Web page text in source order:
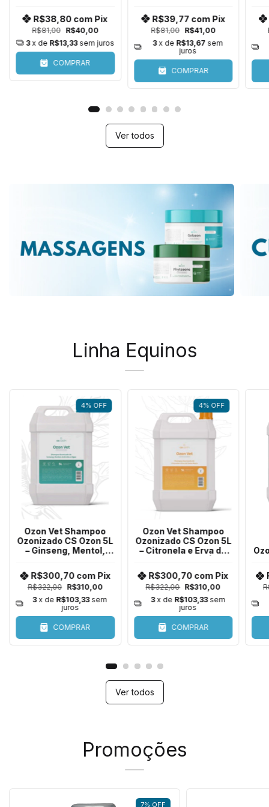
Hidratação e Cuidado
Dermatológico para
Cães
R$81,00 R$41,00
R$39,77 com Pix
3 x deR$13,67 sem
juros
Seco para Pets |
Limpeza Rápida,
Calmante
R$74,50 R$69,00
R$66,93com Pix
3 x de R$23,00 sem
juros
COMPRAR
Ver todos
Linha Equinos
4%OFF
Ozon Vet Shampoo
Ozonizado CS Ozon 5L
– Citronela e Erva de
Econômica para
Todas as Espécies
R$322,00 R$310,00
R$300,70comPix
3 x deR$103,33 sem
juros
COMPRAR
7%OFF
Ozon Vet
Condicionador
Ozonizado CS Ozon 5L
e Rosa Mosqueta |
Embalagem
Econômica para
Todas as Espécies
R$334,00 R$310,00
R$300,70comPix
3 x deR$103,33 sem
juros
COMPRAR
Ver todos
Promoções
7% OFF